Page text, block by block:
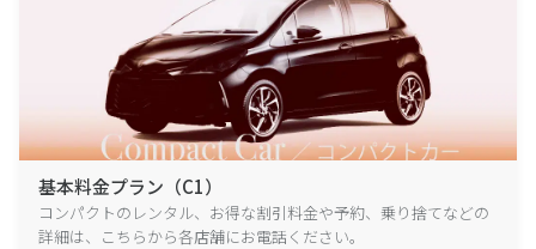
基本料金プラン（C1）
コンパクトのレンタル、お得な割引料金や予約、乗り捨てなどの
詳細は、こちらから各店舗にお電話ください。